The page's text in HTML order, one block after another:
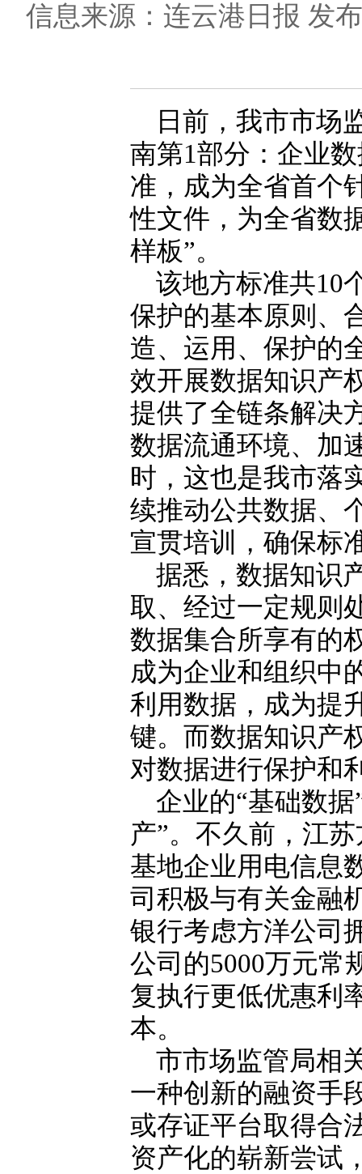
信息来源：连云港日报 发
日前，我市市场
南第1部分：企业
准，成为全省首个
性文件，为全省数
样板”。
该地方标准共10
保护的基本原则、
造、运用、保护的
效开展数据知识产
提供了全链条解决
数据流通环境、加
时，这也是我市落
续推动公共数据、
宣贯培训，确保标
据悉，数据知识
取、经过一定规则
数据集合所享有的
成为企业和组织中
利用数据，成为提
键。而数据知识产
对数据进行保护和
企业的“基础数
产”。不久前，江
基地企业用电信息
司积极与有关金融
银行考虑方洋公司
公司的5000万元常
复执行更低优惠利
本。
市市场监管局相
一种创新的融资手
或存证平台取得合
资产化的崭新尝试